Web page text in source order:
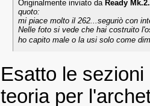
Originalmente inviato da Ready
quoto:
mi piace molto il 262...seguriò con
Nelle foto si vede che hai costruito
ho capito male o la usi solo come
Esatto le
teoria per